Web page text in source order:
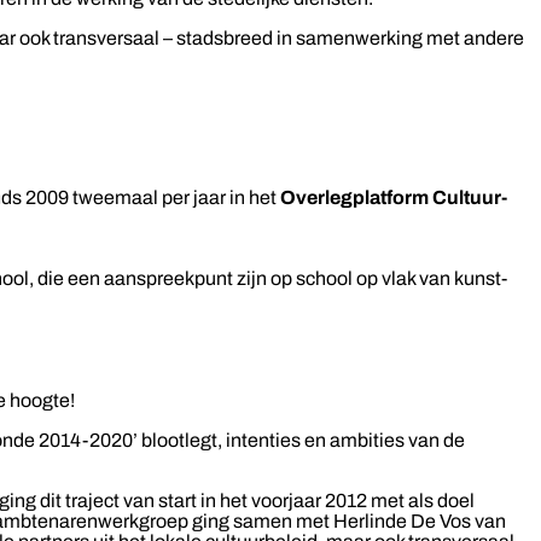
ook transversaal – stadsbreed in samenwerking met andere
2009 tweemaal per jaar in hetOverlegplatform Cultuur-
die een aanspreekpunt zijn op school op vlak van kunst-
hoogte!
2014-2020’ blootlegt, intenties en ambities van de
dit traject van start in het voorjaar 2012 met als doel
ging samen met Herlinde De Vos van